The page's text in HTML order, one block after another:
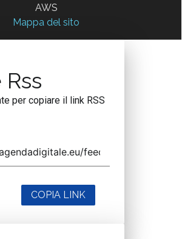
AWS
Mappa del sito
per copiare il link RSS
COPIA LINK